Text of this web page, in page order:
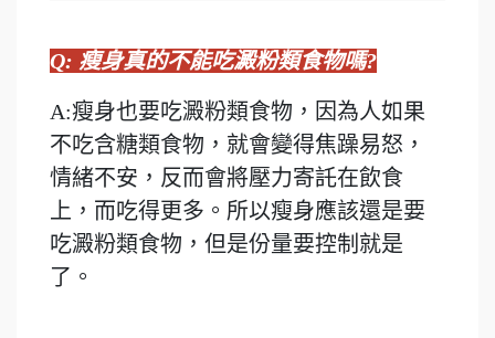
Q: 瘦身真的不能吃澱粉類食物嗎?
A:瘦身也要吃澱粉類食物，因為人如果
不吃含糖類食物，就會變得焦躁易怒，
情緒不安，反而會將壓力寄託在飲食
上，而吃得更多。所以瘦身應該還是要
吃澱粉類食物，但是份量要控制就是
了。